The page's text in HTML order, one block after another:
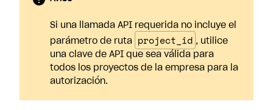
Si una llamada API requerida no incluye el
parámetro de ruta
project_id , utilice
una clave de API que sea válida para
todos los proyectos de la empresa para la
autorización.